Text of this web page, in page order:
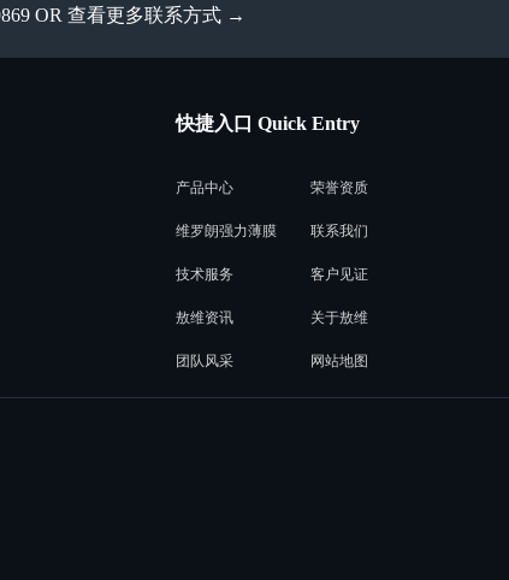
OR 查看更多联系方式 →
快捷入口 Quick Entry
产品中心 荣誉资质
维罗朗强力薄膜 联系我们
技术服务 客户见证
敖维资讯 关于敖维
团队风采 网站地图